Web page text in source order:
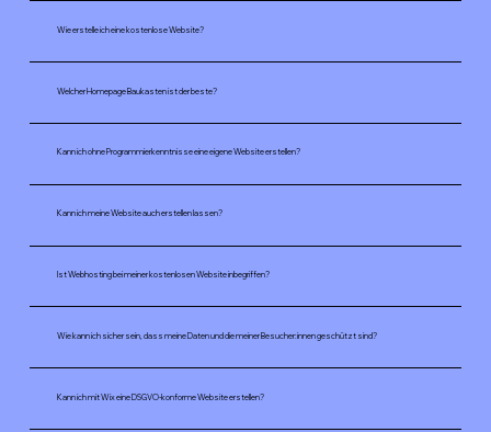
Wie erstelle ich eine kostenlose Website?
Welcher Homepage Baukasten ist der beste?
Kann ich ohne Programmierkenntnisse eine eigene Website erstellen?
Kann ich meine Website auch erstellen lassen?
Ist Webhosting bei meiner kostenlosen Website inbegriffen?
Wie kann ich sicher sein, dass meine Daten und die meiner Besucher:innen geschützt sind?
Kann ich mit Wix eine DSGVO-konforme Website erstellen?